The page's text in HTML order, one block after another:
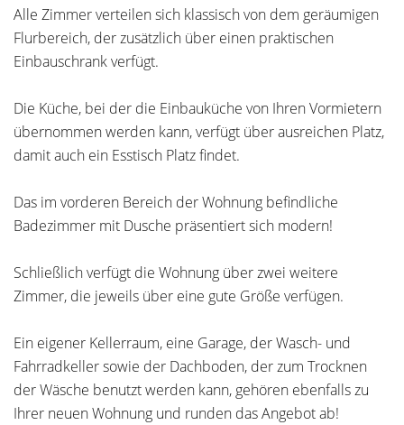
Alle Zimmer verteilen sich klassisch von dem geräumigen
Flurbereich, der zusätzlich über einen praktischen
Einbauschrank verfügt.
Die Küche, bei der die Einbauküche von Ihren Vormietern
übernommen werden kann, verfügt über ausreichen Platz,
damit auch ein Esstisch Platz findet.
Das im vorderen Bereich der Wohnung befindliche
Badezimmer mit Dusche präsentiert sich modern!
Schließlich verfügt die Wohnung über zwei weitere
Zimmer, die jeweils über eine gute Größe verfügen.
Ein eigener Kellerraum, eine Garage, der Wasch- und
Fahrradkeller sowie der Dachboden, der zum Trocknen
der Wäsche benutzt werden kann, gehören ebenfalls zu
Ihrer neuen Wohnung und runden das Angebot ab!